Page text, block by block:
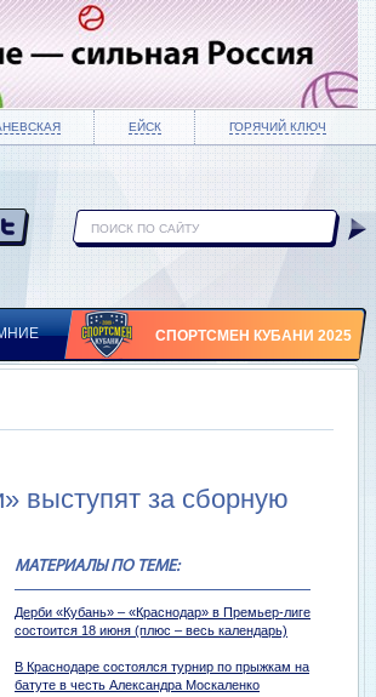
ЕЙСК ГОРЯЧИЙ КЛЮЧ
СПОРТСМЕН КУБАНИ 2025
выступят за сборную
МАТЕРИАЛЫ ПО ТЕМЕ:
Дерби «Кубань» – «Краснодар» в Премьер-лиге
состоится 18 июня (плюс – весь календарь)
В Краснодаре состоялся турнир по прыжкам на
батуте в честь Александра Москаленко